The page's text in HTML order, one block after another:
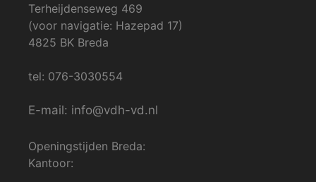
Terheijdenseweg 469
(voor navigatie: Hazepad 17)
4825 BK Breda
tel: 076-3030554
E-mail: info@vdh-vd.nl
Openingstijden Breda:
Kantoor: